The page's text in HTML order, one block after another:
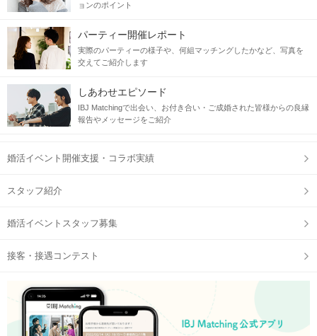
ョンのポイント
パーティー開催レポート
実際のパーティーの様子や、何組マッチングしたかなど、写真を
交えてご紹介します
しあわせエピソード
IBJ Matchingで出会い、お付き合い・ご成婚された皆様からの良縁
報告やメッセージをご紹介
婚活イベント開催支援・コラボ実績
スタッフ紹介
婚活イベントスタッフ募集
接客・接遇コンテスト